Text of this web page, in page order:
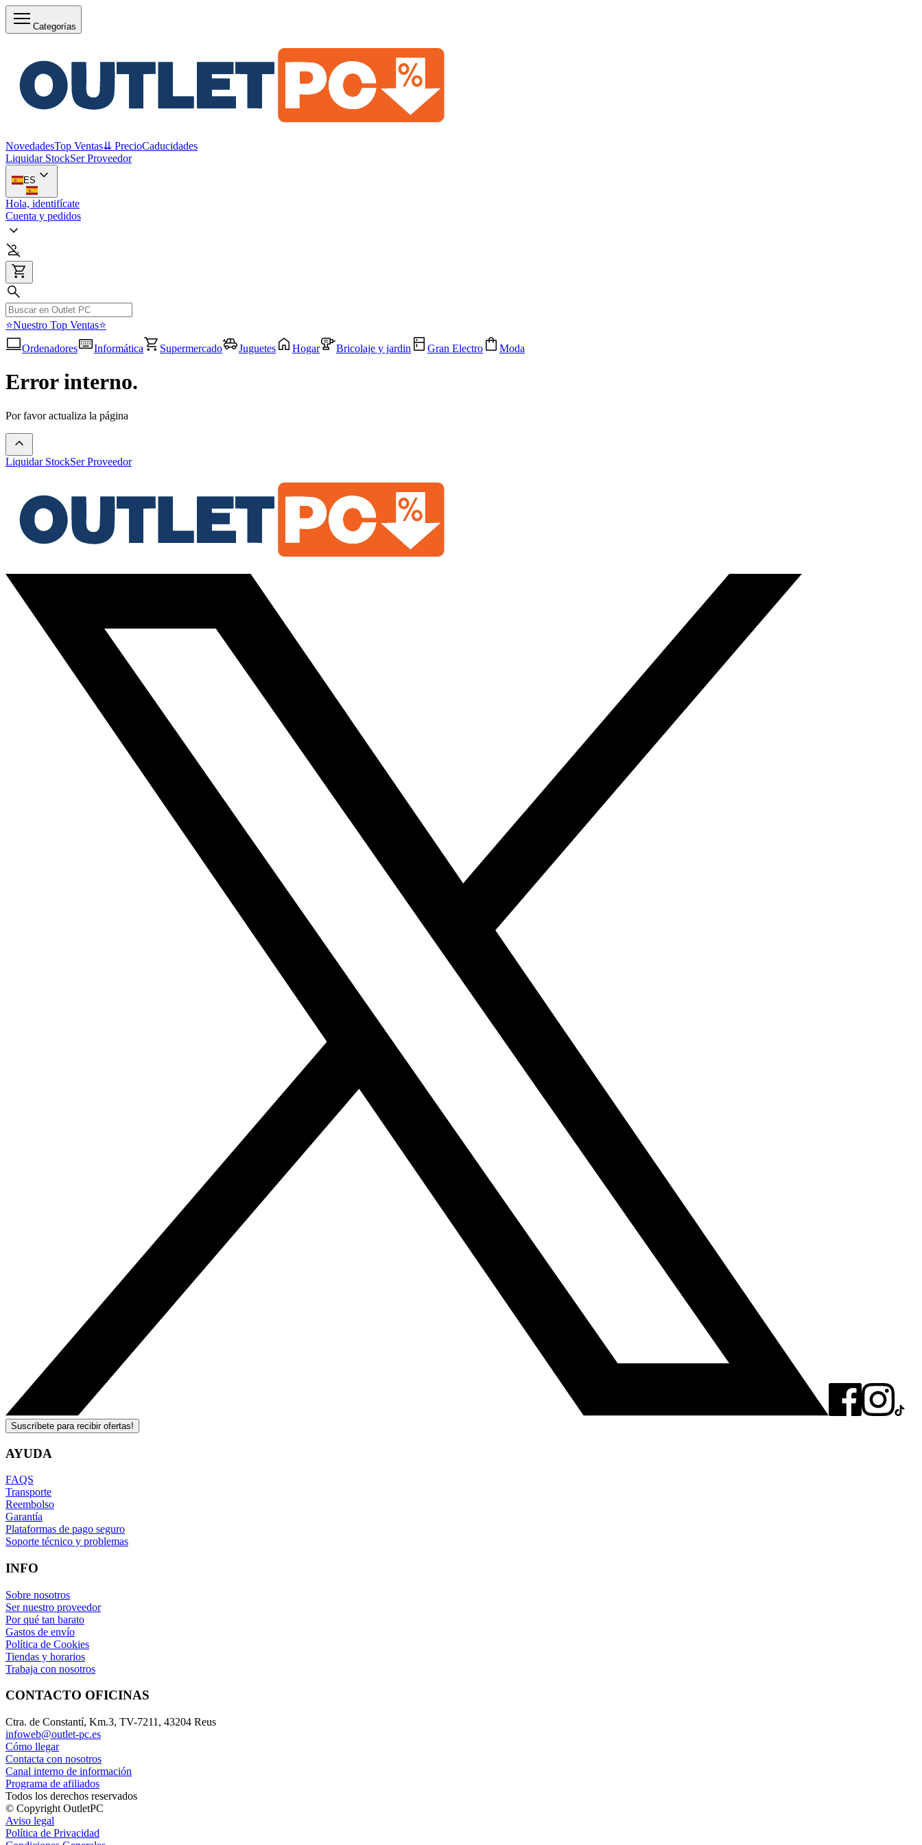
Categorías
NovedadesTop Ventas⇊ PrecioCaducidades
Liquidar StockSer Proveedor
ES
Hola, identifícate
Cuenta y pedidos
⭐Nuestro Top Ventas⭐
Ordenadores
Informática Supermercado Juguetes Hogar Bricolaje y jardin Gran Electro Moda
Error interno.
Por favor actualiza la página
Liquidar StockSer Proveedor
Suscríbete para recibir ofertas!
AYUDA
FAQS
Transporte
Reembolso
Garantía
Plataformas de pago seguro
Soporte técnico y problemas
INFO
Sobre nosotros
Ser nuestro proveedor
Por qué tan barato
Gastos de envío
Política de Cookies
Tiendas y horarios
Trabaja con nosotros
CONTACTO OFICINAS
Ctra. de Constantí, Km.3, TV-7211, 43204 Reus
infoweb@outlet-pc.es
Cómo llegar
Contacta con nosotros
Canal interno de información
Programa de afiliados
Todos los derechos reservados
© Copyright OutletPC
Aviso legal
Política de Privacidad